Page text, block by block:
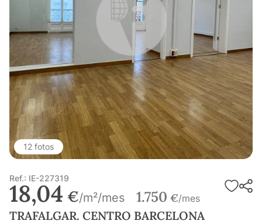
12 fotos
Ref.: IE-227319
18,04 €/m²/mes 1.750 €/mes
TRAFALGAR. CENTRO BARCELONA